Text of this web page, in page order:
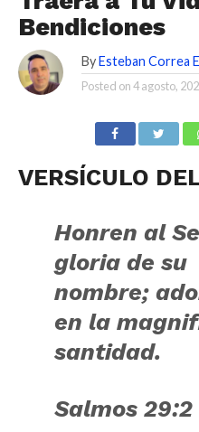
Bendiciones
By Esteban Correa
Posted on4 agosto,
VERSÍCULO
Honren al
gloria de su
nombre;
en la
santidad.
Salmos 29:2